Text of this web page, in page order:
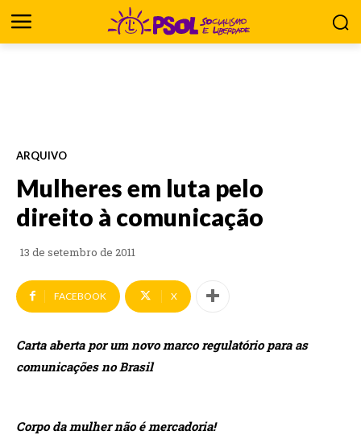
ARQUIVO
Mulheres em luta pelo
direito à comunicação
13 de setembro de 2011
FACEBOOK X
Carta aberta por um novo marco regulatório para as
comunicações no Brasil
Corpo da mulher não é mercadoria!